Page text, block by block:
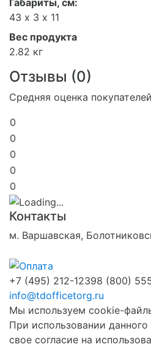
43 х 3 х 11
Вес продукта
2.82 кг
Отзывы (0)
Средняя оценка
0
0
0
0
0
Контакты
м. Варшавская,
+7 (495) 212-12398 (800)
info@tdofficetorg.ru
Мы используем cookie-
При использовании
свое согласие на